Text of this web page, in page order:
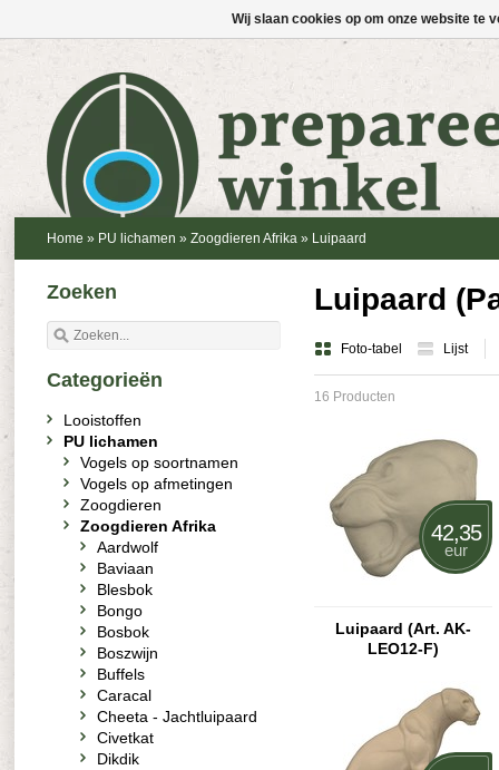
Home » PU lichamen » Zoogdieren Afrika » Luipaard
Luipaard
Foto-tabel Lijst
16 Producten
42,35
eur
Luipaard (Art. AK-
LEO12-F)
Zoeken
Categorieën
Looistoffen
PU lichamen
Vogels op soortnamen
Vogels op afmetingen
Zoogdieren
Zoogdieren Afrika
Aardwolf
Baviaan
Blesbok
Bongo
Bosbok
Boszwijn
Buffels
Caracal
Cheeta - Jachtluipaard
Civetkat
Dikdik
Wij slaan cookies op om onze website te